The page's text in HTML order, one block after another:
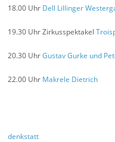
18.00 Uhr Dell Lillinger
19.30 Uhr Zirkusspektakel
20.30 UhrGustav Gurke und
22.00 Uhr Makrele Dietrich
denkstatt